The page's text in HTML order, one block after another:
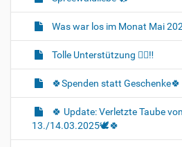
Was war los im Monat Mai
Tolle Unterstützung 👍🏻‼️
🍀Spenden statt Geschenke🍀
🍀 Update: Verletzte Taube
13./14.03.2025🕊🍀